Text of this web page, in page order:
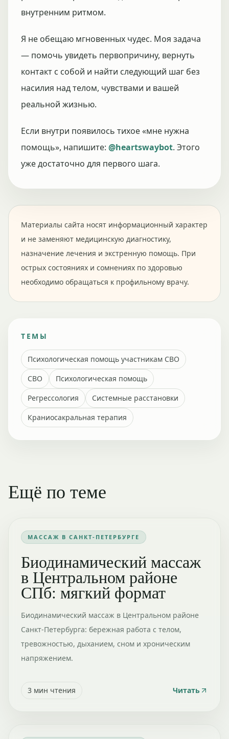
внутренним ритмом.
Я не обещаю мгновенных чудес. Моя задача
— помочь увидеть первопричину, вернуть
контакт с собой и найти следующий шаг без
насилия над телом, чувствами и вашей
реальной жизнью.
Если внутри появилось тихое «мне нужна
помощь», напишите: @heartswaybot. Этого
уже достаточно для первого шага.
Материалы сайта носят информационный характер
и не заменяют медицинскую диагностику,
назначение лечения и экстренную помощь. При
острых состояниях и сомнениях по здоровью
необходимо обращаться к профильному врачу.
ТЕМЫ
Психологическая помощь участникам СВО
СВО
Психологическая помощь
Регрессология
Системные расстановки
Краниосакральная терапия
Ещё по теме
МАССАЖ В САНКТ-ПЕТЕРБУРГЕ
Биодинамический массаж
в Центральном районе
СПб: мягкий формат
Биодинамический массаж в Центральном районе
Санкт-Петербурга: бережная работа с телом,
тревожностью, дыханием, сном и хроническим
напряжением.
3 мин чтения Читать